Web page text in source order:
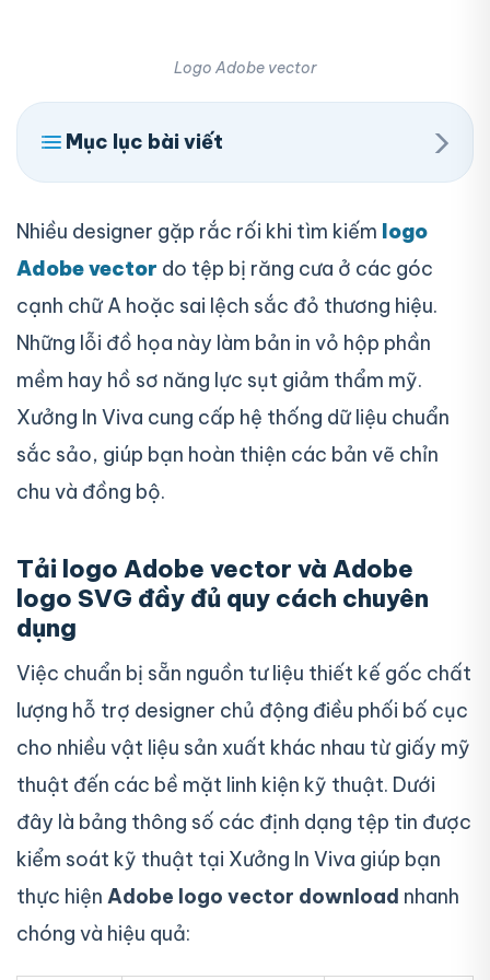
Logo Adobe vector
Mục lục bài viết ›
Nhiều designer gặp rắc rối khi tìm kiếm logo
Adobe vector do tệp bị răng cưa ở các góc
cạnh chữ A hoặc sai lệch sắc đỏ thương hiệu.
Những lỗi đồ họa này làm bản in vỏ hộp phần
mềm hay hồ sơ năng lực sụt giảm thẩm mỹ.
Xưởng In Viva cung cấp hệ thống dữ liệu chuẩn
sắc sảo, giúp bạn hoàn thiện các bản vẽ chỉn
chu và đồng bộ.
Tải logo Adobe vector và Adobe
logo SVG đầy đủ quy cách chuyên
dụng
Việc chuẩn bị sẵn nguồn tư liệu thiết kế gốc chất
lượng hỗ trợ designer chủ động điều phối bố cục
cho nhiều vật liệu sản xuất khác nhau từ giấy mỹ
thuật đến các bề mặt linh kiện kỹ thuật. Dưới
đây là bảng thông số các định dạng tệp tin được
kiểm soát kỹ thuật tại Xưởng In Viva giúp bạn
thực hiện Adobe logo vector download nhanh
chóng và hiệu quả: